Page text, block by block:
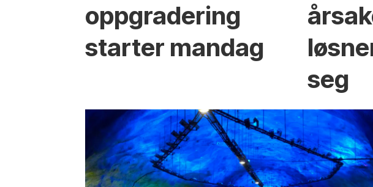
oppgradering
starter mandag
seg